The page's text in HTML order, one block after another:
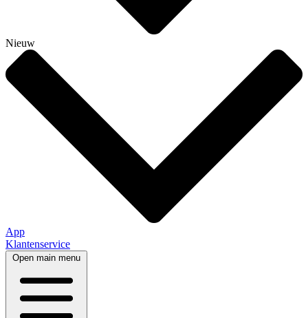
Nieuw
App
Klantenservice
Open main menu